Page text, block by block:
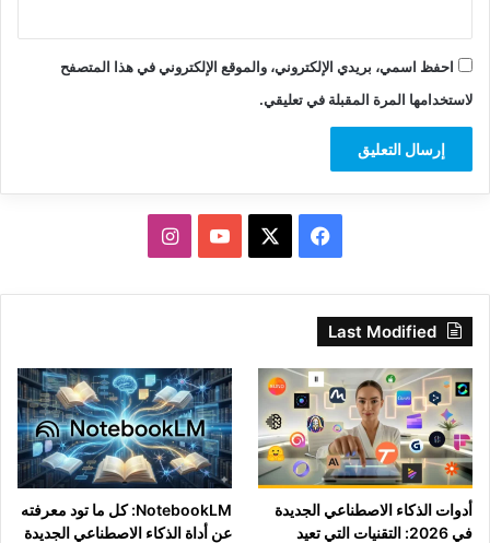
احفظ اسمي، بريدي الإلكتروني، والموقع الإلكتروني في هذا المتصفح
لاستخدامها المرة المقبلة في تعليقي.
فيسبوك ‫YouTubeانستقرام
Last Modified
أدوات الذكاء الاصطناعي الجديدة
في 2026: التقنيات التي تعيد
NotebookLM: كل ما تود معرفته
عن أداة الذكاء الاصطناعي الجديدة